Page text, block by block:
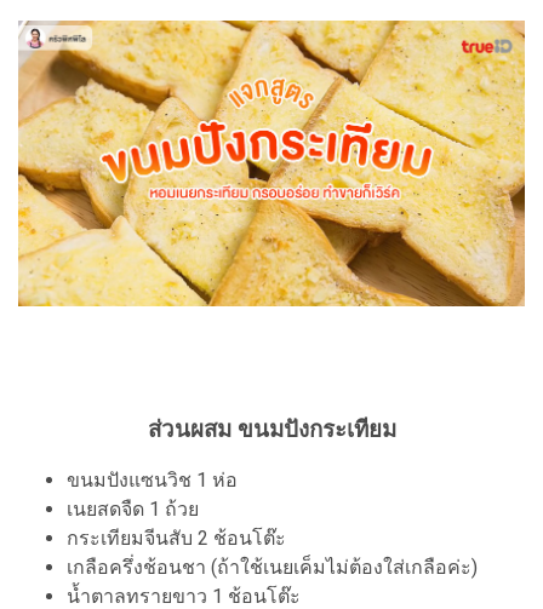
ส่วนผสม ขนมปังกระเทียม
ขนมปังแซนวิช 1 ห่อ
เนยสดจืด 1 ถ้วย
กระเทียมจีนสับ 2 ช้อนโต๊ะ
เกลือครึ่งช้อนชา (ถ้าใช้เนยเค็มไม่ต้องใส่เกลือค่ะ)
น้ำตาลทรายขาว 1 ช้อนโต๊ะ